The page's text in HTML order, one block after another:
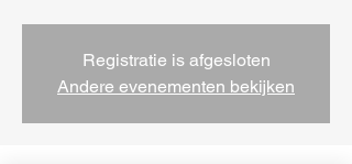
Registratie is afgesloten
Andere evenementen bekijken